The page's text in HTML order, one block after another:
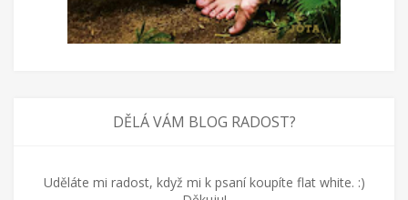
DĚLÁ VÁM BLOG RADOST?
Uděláte mi radost, když mi k psaní koupíte flat white. :)